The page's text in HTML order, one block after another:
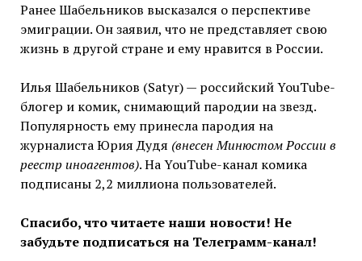
Ранее Шабельников высказался о перспективе
эмиграции. Он заявил, что не представляет свою
жизнь в другой стране и ему нравится в России.
Илья Шабельников (Satyr) — российский YouTube-
блогер и комик, снимающий пародии на звезд.
Популярность ему принесла пародия на
журналиста Юрия Дудя (внесен Минюстом России в
реестр иноагентов). На YouTube-канал комика
подписаны 2,2 миллиона пользователей.
Спасибо, что читаете наши новости! Не
забудьте подписаться на Телеграмм-канал!